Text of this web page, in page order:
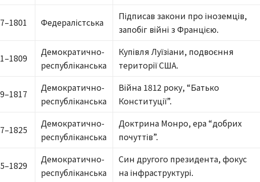
Федералістська
Підписав закони про іноземців,
запобіг війні з Францією.
Демократично-
республіканська
Купівля Луїзіани, подвоєння
території США.
Демократично-
республіканська
Війна 1812 року, “Батько
Конституції”.
Демократично-
республіканська
Доктрина Монро, ера “добрих
почуттів”.
Демократично-
республіканська
Син другого президента, фокус
на інфраструктурі.